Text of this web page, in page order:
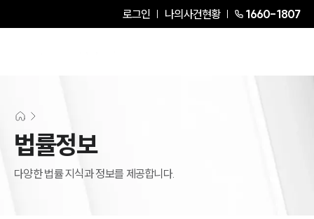
로그인 나의사건현황 1660-1807
법률정보
다양한 법률 지식과 정보를 제공합니다.